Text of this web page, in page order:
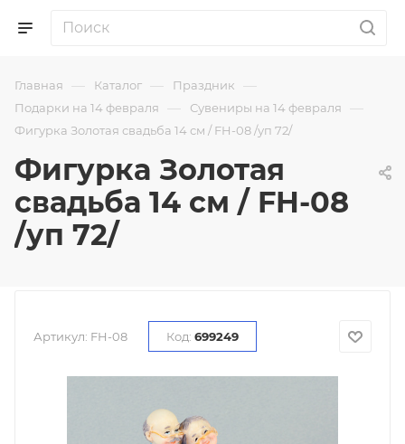
Главная — Каталог — Праздник —
Подарки на 14 февраля — Сувениры на 14 февраля —
Фигурка Золотая свадьба 14 см / FH-08 /уп 72/
Фигурка Золотая
свадьба 14 см / FH-08
/уп 72/
Артикул: FH-08 Код: 699249